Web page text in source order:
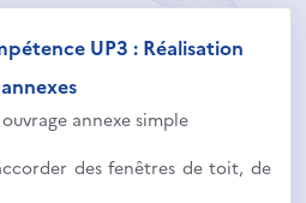
UP3 : Réalisation
annexe simple
des fenêtres de toit, de